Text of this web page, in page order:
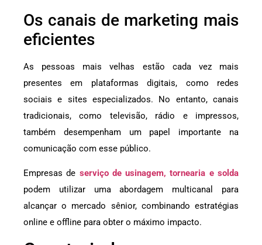
Os canais de marketing mais
eficientes
As pessoas mais velhas estão cada vez mais
presentes em plataformas digitais, como redes
sociais e sites especializados. No entanto, canais
tradicionais, como televisão, rádio e impressos,
também desempenham um papel importante na
comunicação com esse público.
Empresas de serviço de usinagem, tornearia e solda
podem utilizar uma abordagem multicanal para
alcançar o mercado sênior, combinando estratégias
online e offline para obter o máximo impacto.